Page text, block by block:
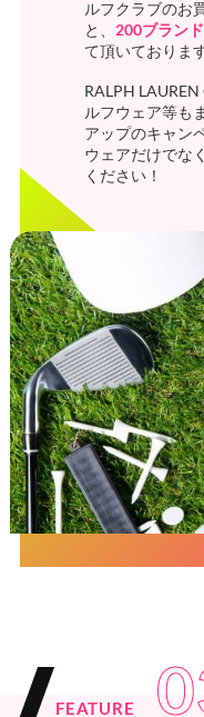
ルフクラブのお
と、 200ブラン
て頂いております
RALPH
ルフウェア等も
アップのキャン
ウェアだけでな
ください！
FEATURE